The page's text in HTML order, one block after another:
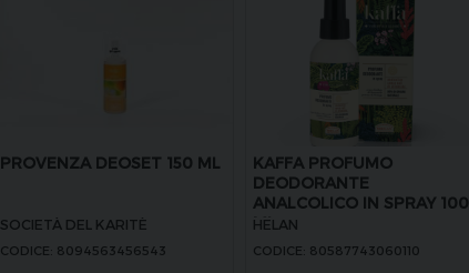
PROVENZA DEOSET 150 ML
SOCIETÀ DEL KARITÈ
CODICE: 8094563456543
KAFFA PROFUMO
DEODORANTE
ANALCOLICO IN SPRAY 100
ML
HELAN
CODICE: 80587743060110